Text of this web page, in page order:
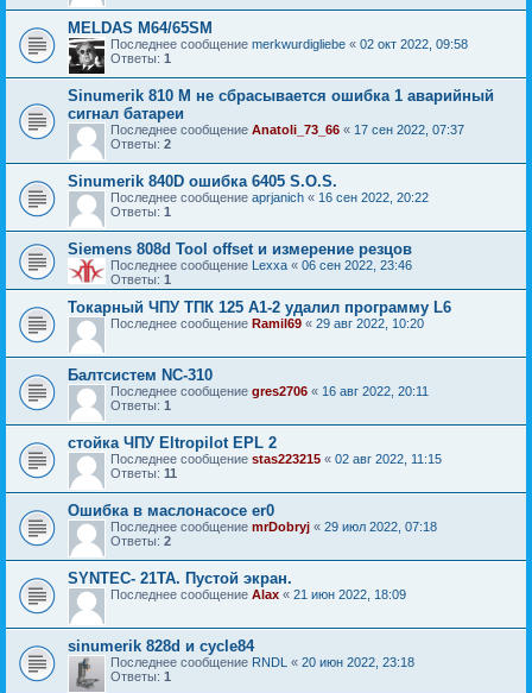
MELDAS M64/65SM
Последнее сообщение merkwurdigliebe « 02 окт 2022, 09:58
Ответы: 1
Sinumerik 810 M не сбрасывается ошибка 1 аварийный
сигнал батареи
Последнее сообщение Anatoli_73_66 « 17 сен 2022, 07:37
Ответы: 2
Sinumerik 840D ошибка 6405 S.O.S.
Последнее сообщение aprjanich « 16 сен 2022, 20:22
Ответы: 1
Siemens 808d Tool offset и измерение резцов
Последнее сообщение Lexxa « 06 сен 2022, 23:46
Ответы: 1
Токарный ЧПУ ТПК 125 А1-2 удалил программу L6
Последнее сообщение Ramil69 « 29 авг 2022, 10:20
Балтсистем NC-310
Последнее сообщение gres2706 « 16 авг 2022, 20:11
Ответы: 1
стойка ЧПУ Eltropilot EPL 2
Последнее сообщение stas223215 « 02 авг 2022, 11:15
Ответы: 11
Ошибка в маслонасосе er0
Последнее сообщение mrDobryj « 29 июл 2022, 07:18
Ответы: 2
SYNTEC- 21TA. Пустой экран.
Последнее сообщение Alax « 21 июн 2022, 18:09
sinumerik 828d и cycle84
Последнее сообщение RNDL « 20 июн 2022, 23:18
Ответы: 1